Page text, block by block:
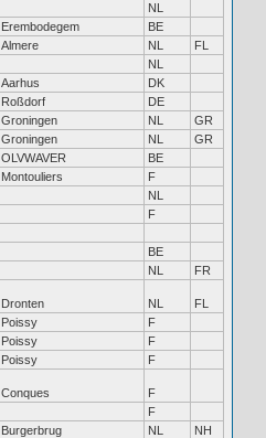
NL
Erembodegem
BE
Almere NL
FL
NL
Aarhus
DK
Roßdorf
DE
Groningen NL
GR
Groningen NL
GR
OLVWAVER
BE
Montouliers
F
NL
F
BE
NL FR
Dronten NL
FL
Poissy
F
Poissy
F
Poissy F
Conques
F
F
Burgerbrug NL
NH